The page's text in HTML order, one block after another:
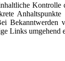
Kontrolle
Anhaltspunkte
Bekanntwerden
Links umgehend